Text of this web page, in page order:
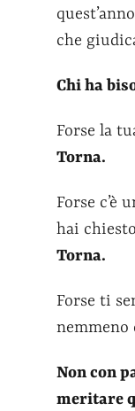
che
Chi ha
Forse la
Torna.
Forse c’è
hai
Torna.
Forse ti
nemmeno
Non con
meritare